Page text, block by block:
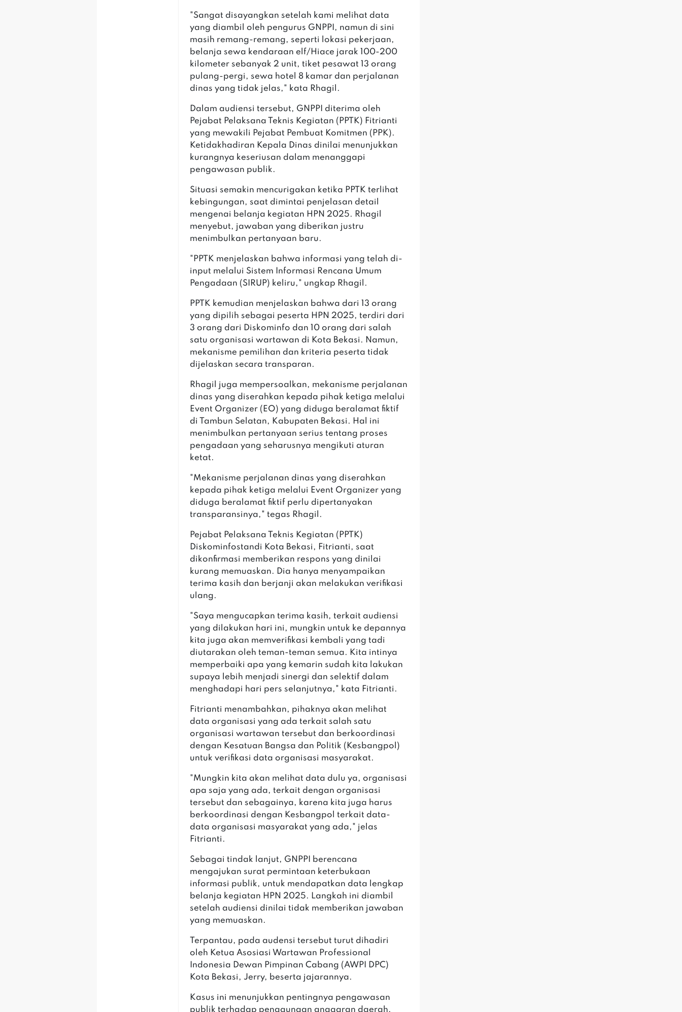
"Sangat disayangkan setelah kami melihat data
yang diambil oleh pengurus GNPPI, namun di sini
masih remang-remang, seperti lokasi pekerjaan,
belanja sewa kendaraan elf/Hiace jarak 100-200
kilometer sebanyak 2 unit, tiket pesawat 13 orang
pulang-pergi, sewa hotel 8 kamar dan perjalanan
dinas yang tidak jelas," kata Rhagil.
Dalam audiensi tersebut, GNPPI diterima oleh
Pejabat Pelaksana Teknis Kegiatan (PPTK) Fitrianti
yang mewakili Pejabat Pembuat Komitmen (PPK).
Ketidakhadiran Kepala Dinas dinilai menunjukkan
kurangnya keseriusan dalam menanggapi
pengawasan publik.
Situasi semakin mencurigakan ketika PPTK terlihat
kebingungan, saat dimintai penjelasan detail
mengenai belanja kegiatan HPN 2025. Rhagil
menyebut, jawaban yang diberikan justru
menimbulkan pertanyaan baru.
"PPTK menjelaskan bahwa informasi yang telah di-
input melalui Sistem Informasi Rencana Umum
Pengadaan (SIRUP) keliru," ungkap Rhagil.
PPTK kemudian menjelaskan bahwa dari 13 orang
yang dipilih sebagai peserta HPN 2025, terdiri dari
3 orang dari Diskominfo dan 10 orang dari salah
satu organisasi wartawan di Kota Bekasi. Namun,
mekanisme pemilihan dan kriteria peserta tidak
dijelaskan secara transparan.
Rhagil juga mempersoalkan, mekanisme perjalanan
dinas yang diserahkan kepada pihak ketiga melalui
Event Organizer (EO) yang diduga beralamat fiktif
di Tambun Selatan, Kabupaten Bekasi. Hal ini
menimbulkan pertanyaan serius tentang proses
pengadaan yang seharusnya mengikuti aturan
ketat.
"Mekanisme perjalanan dinas yang diserahkan
kepada pihak ketiga melalui Event Organizer yang
diduga beralamat fiktif perlu dipertanyakan
transparansinya," tegas Rhagil.
Pejabat Pelaksana Teknis Kegiatan (PPTK)
Diskominfostandi Kota Bekasi, Fitrianti, saat
dikonfirmasi memberikan respons yang dinilai
kurang memuaskan. Dia hanya menyampaikan
terima kasih dan berjanji akan melakukan verifikasi
ulang.
"Saya mengucapkan terima kasih, terkait audiensi
yang dilakukan hari ini, mungkin untuk ke depannya
kita juga akan memverifikasi kembali yang tadi
diutarakan oleh teman-teman semua. Kita intinya
memperbaiki apa yang kemarin sudah kita lakukan
supaya lebih menjadi sinergi dan selektif dalam
menghadapi hari pers selanjutnya," kata Fitrianti.
Fitrianti menambahkan, pihaknya akan melihat
data organisasi yang ada terkait salah satu
organisasi wartawan tersebut dan berkoordinasi
dengan Kesatuan Bangsa dan Politik (Kesbangpol)
untuk verifikasi data organisasi masyarakat.
"Mungkin kita akan melihat data dulu ya, organisasi
apa saja yang ada, terkait dengan organisasi
tersebut dan sebagainya, karena kita juga harus
berkoordinasi dengan Kesbangpol terkait data-
data organisasi masyarakat yang ada," jelas
Fitrianti.
Sebagai tindak lanjut, GNPPI berencana
mengajukan surat permintaan keterbukaan
informasi publik, untuk mendapatkan data lengkap
belanja kegiatan HPN 2025. Langkah ini diambil
setelah audiensi dinilai tidak memberikan jawaban
yang memuaskan.
Terpantau, pada audensi tersebut turut dihadiri
oleh Ketua Asosiasi Wartawan Professional
Indonesia Dewan Pimpinan Cabang (AWPI DPC)
Kota Bekasi, Jerry, beserta jajarannya.
Kasus ini menunjukkan pentingnya pengawasan
publik terhadap penggunaan anggaran daerah,